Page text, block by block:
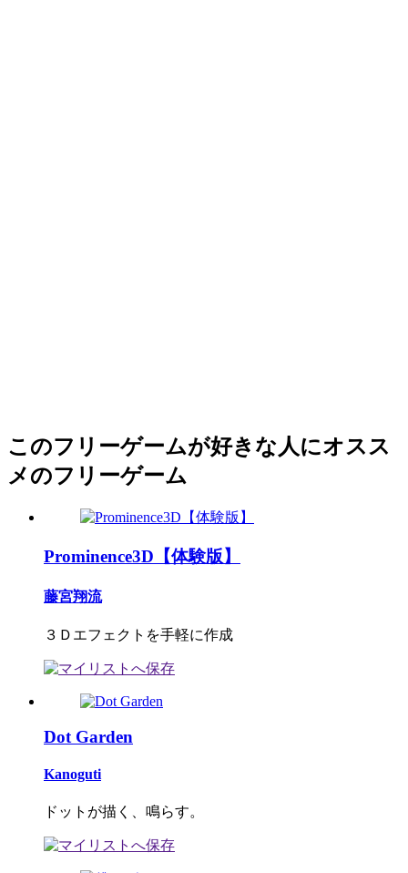
このフリーゲームが好きな人にオスス
メのフリーゲーム
Prominence3D【体験版】
藤宮翔流
３Ｄエフェクトを手軽に作成
Dot Garden
Kanoguti
ドットが描く、鳴らす。